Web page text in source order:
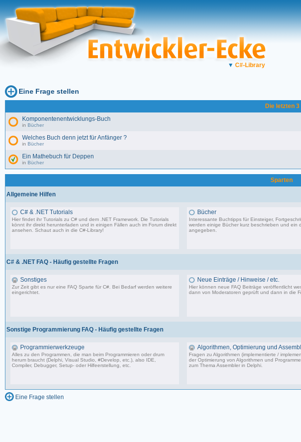
▼ C#-Library
Eine Frage stellen
Die letzten 3
Komponentenentwicklungs-Buch
in Bücher
Welches Buch denn jetzt für Anfänger ?
in Bücher
Ein Mathebuch für Deppen
in Bücher
Sparten
Allgemeine Hilfen
C# & .NET Tutorials
Hier findet ihr Tutorials zu C# und dem .NET Framework. Die Tutorials
könnt ihr direkt herunterladen und in einigen Fällen auch im Forum direkt
ansehen. Schaut auch in dieC#-Library!
Bücher
Interessante Buchtipps für Einsteiger,
werden einige Bücher kurz beschrieben und ein
angegeben.
C# & .NET FAQ - Häufig gestellte Fragen
Sonstiges
Zur Zeit gibt es nur eine FAQ Sparte für C#. Bei Bedarf werden weitere
eingerichtet.
Neue Einträge / Hinweise / etc.
Hier können neue FAQ Beiträge veröffentlicht
dann von Moderatoren geprüft und dann in die
Sonstige Programmierung FAQ - Häufig gestellte Fragen
Programmierwerkzeuge
Alles zu den Programmen, die man beim Programmieren oder drum
herum braucht (Delphi, Visual Studio, #Develop, etc.), also IDE,
Compiler, Debugger, Setup- oder Hilfeerstellung, etc.
Algorithmen, Optimierung und
Fragen zu Algorithmen (implementierte /
der Optimierung von Algorithmen und
zum Thema Assembler in Delphi.
Eine Frage stellen